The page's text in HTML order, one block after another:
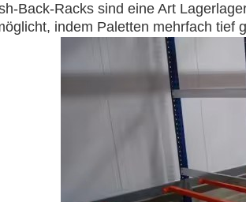
Back-Racks sind eine Art
indem Paletten mehrfach tief